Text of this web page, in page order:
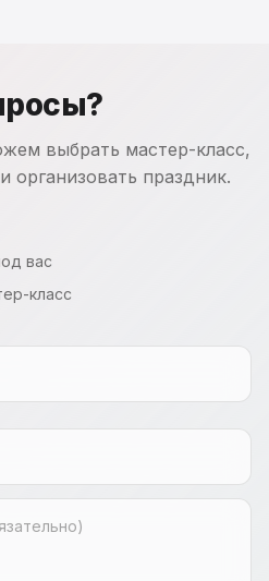
выбрать мастер-класс,
организовать праздник.
вас
класс